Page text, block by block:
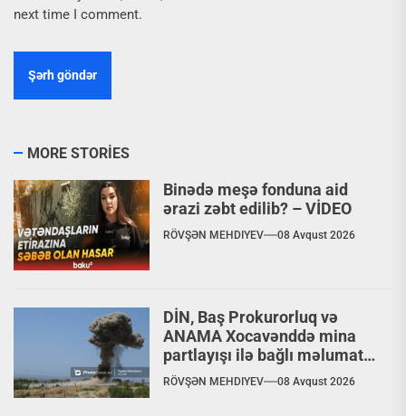
next time I comment.
MORE STORIES
Binədə meşə fonduna aid
ərazi zəbt edilib? – VİDEO
RÖVŞƏN MEHDIYEV 08 Avqust 2026
DİN, Baş Prokurorluq və
ANAMA Xocavənddə mina
partlayışı ilə bağlı məlumat
yaydılar
RÖVŞƏN MEHDIYEV 08 Avqust 2026